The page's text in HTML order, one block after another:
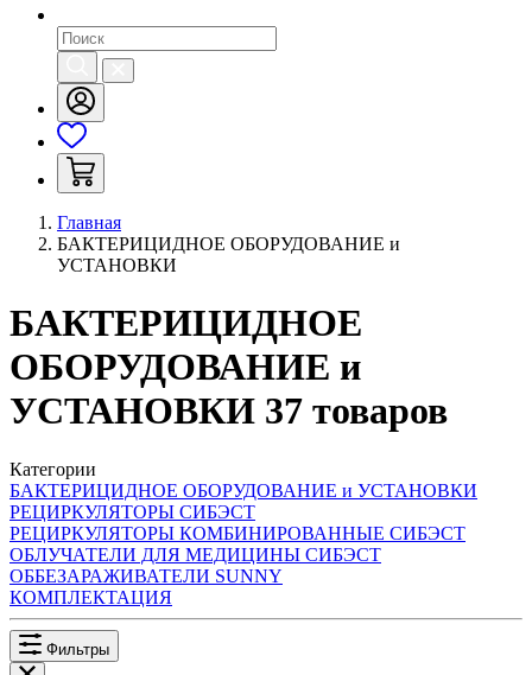
Главная
БАКТЕРИЦИДНОЕ ОБОРУДОВАНИЕ и
УСТАНОВКИ
БАКТЕРИЦИДНОЕ
ОБОРУДОВАНИЕ и
УСТАНОВКИ 37 товаров
Категории
БАКТЕРИЦИДНОЕ ОБОРУДОВАНИЕ и УСТАНОВКИ
РЕЦИРКУЛЯТОРЫ СИБЭСТ
РЕЦИРКУЛЯТОРЫ КОМБИНИРОВАННЫЕ СИБЭСТ
ОБЛУЧАТЕЛИ ДЛЯ МЕДИЦИНЫ СИБЭСТ
ОББЕЗАРАЖИВАТЕЛИ SUNNY
КОМПЛЕКТАЦИЯ
Фильтры